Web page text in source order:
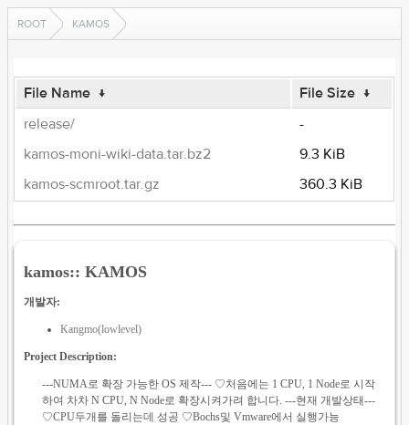
ROOT KAMOS
File Name ↓ File Size ↓
release/
-
kamos-moni-wiki-data.tar.bz2
9.3 KiB
kamos-scmroot.tar.gz
360.3 KiB
kamos:: KAMOS
개발자:
Kangmo(lowlevel)
Project Description:
---NUMA로 확장 가능한 OS 제작--- ♡처음에는 1 CPU, 1 Node로 시작
하여 차차 N CPU, N Node로 확장시켜가려 합니다. ---현재 개발상태---
♡CPU두개를 돌리는데 성공 ♡Bochs및 Vmware에서 실행가능